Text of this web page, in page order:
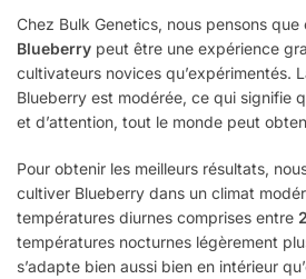
Chez Bulk Genetics, nous pensons
Blueberry peut être une expérience
cultivateurs novices qu’expérimentés.
Blueberry est modérée, ce qui signifie
et d’attention, tout le monde peut
Pour obtenir les meilleurs résultats,
cultiver Blueberry dans un climat
températures diurnes comprises entre
températures nocturnes légèrement
s’adapte bien aussi bien en intérieur